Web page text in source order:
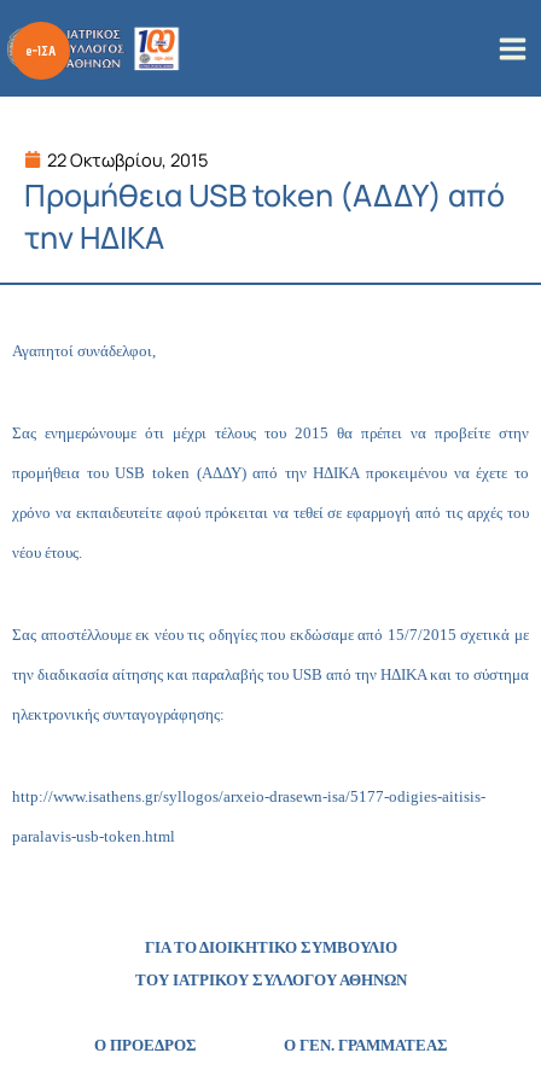
στο
περιεχόμενο
22 Οκτωβρίου, 2015
Προμήθεια USB token (ΑΔΔΥ) από
την ΗΔΙΚΑ
Αγαπητοί συνάδελφοι,
Σας ενημερώνουμε ότι μέχρι τέλους του 2015 θα πρέπει να προβείτε στην
προμήθεια τουUSB token (ΑΔΔΥ) από την ΗΔΙΚΑ προκειμένου να έχετε το
χρόνο να εκπαιδευτείτε αφού πρόκειται να τεθεί σε εφαρμογή από τις αρχές του
νέου έτους.
Σας αποστέλλουμε εκ νέου τις οδηγίες που εκδώσαμε από 15/7/2015 σχετικά με
την διαδικασία αίτησης και παραλαβής του USB από την ΗΔΙΚΑ και το σύστημα
ηλεκτρονικής συνταγογράφησης:
http://www.isathens.gr/syllogos/arxeio-drasewn-isa/5177-odigies-aitisis-
paralavis-usb-token.html
ΓΙΑ ΤΟ ΔΙΟΙΚΗΤΙΚΟ ΣΥΜΒΟΥΛΙΟ
ΤΟΥ ΙΑΤΡΙΚΟΥ ΣΥΛΛΟΓΟΥ ΑΘΗΝΩΝ
Ο ΠΡΟΕΔΡΟΣ Ο ΓΕΝ. ΓΡΑΜΜΑΤΕΑΣ